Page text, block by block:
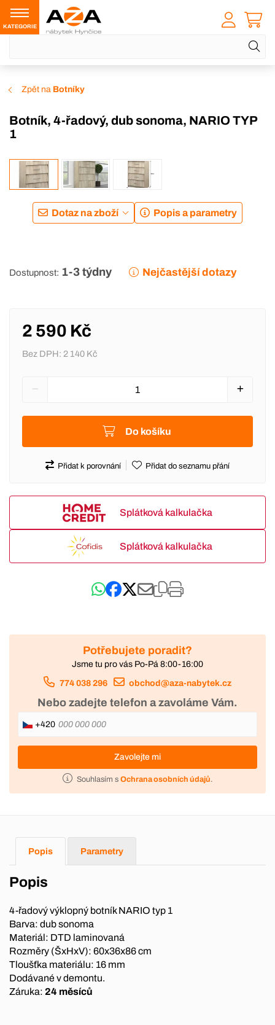
KATEGORIE
Zpět na Botníky
Botník, 4-řadový, dub sonoma, NARIO TYP
1
Dotaz na zboží Popis a parametry
Dostupnost: 1-3 týdny Nejčastější dotazy
2 590 Kč
Bez DPH: 2 140 Kč
Do košíku
Přidat k porovnání Přidat do seznamu přání
Splátková kalkulačka
Splátková kalkulačka
Potřebujete poradit?
Jsme tu pro vás Po-Pá 8:00-16:00
774 038 296 obchod@aza-nabytek.cz
Nebo zadejte telefon a zavoláme Vám.
+420
Zavolejte mi
Souhlasím s Ochrana osobních údajů.
Popis Parametry
Popis
4-řadový výklopný botník NARIO typ 1
Barva: dub sonoma
Materiál: DTD laminovaná
Rozměry (ŠxHxV): 60x36x86 cm
Tloušťka materiálu: 16 mm
Dodávané v demontu.
Záruka: 24 měsíců